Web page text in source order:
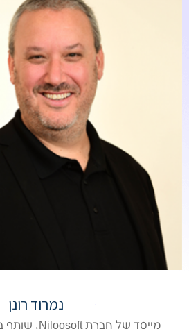
נמרוד רונן
מייסד של חברת Niloosoft, שותף בכיר ומנכ"ל החברה